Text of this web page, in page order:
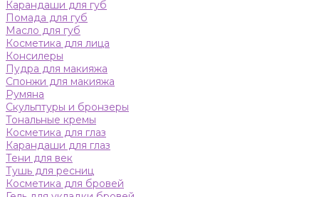
Карандаши для губ
Помада для губ
Масло для губ
Косметика для лица
Консилеры
Пудра для макияжа
Спонжи для макияжа
Румяна
Скульптуры и бронзеры
Тональные кремы
Косметика для глаз
Карандаши для глаз
Тени для век
Тушь для ресниц
Косметика для бровей